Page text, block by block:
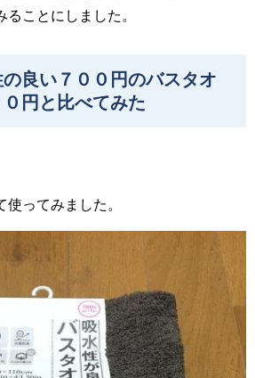
ことにしました。
良い７００円のバスタオ
円と比べてみた
ってみました。